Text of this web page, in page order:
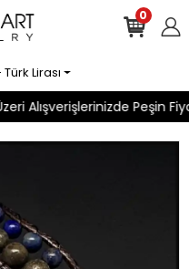
Alışverişlerinizde Peşin
0
Türk Lirası